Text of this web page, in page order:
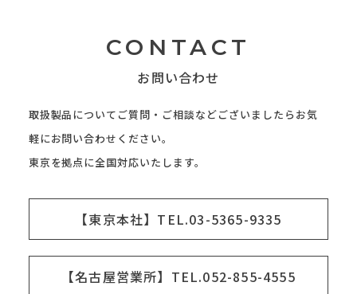
CONTACT
お問い合わせ
取扱製品についてご質問・ご相談などございましたらお気
軽にお問い合わせください。
東京を拠点に全国対応いたします。
【東京本社】TEL.03-5365-9335
【名古屋営業所】TEL.052-855-4555